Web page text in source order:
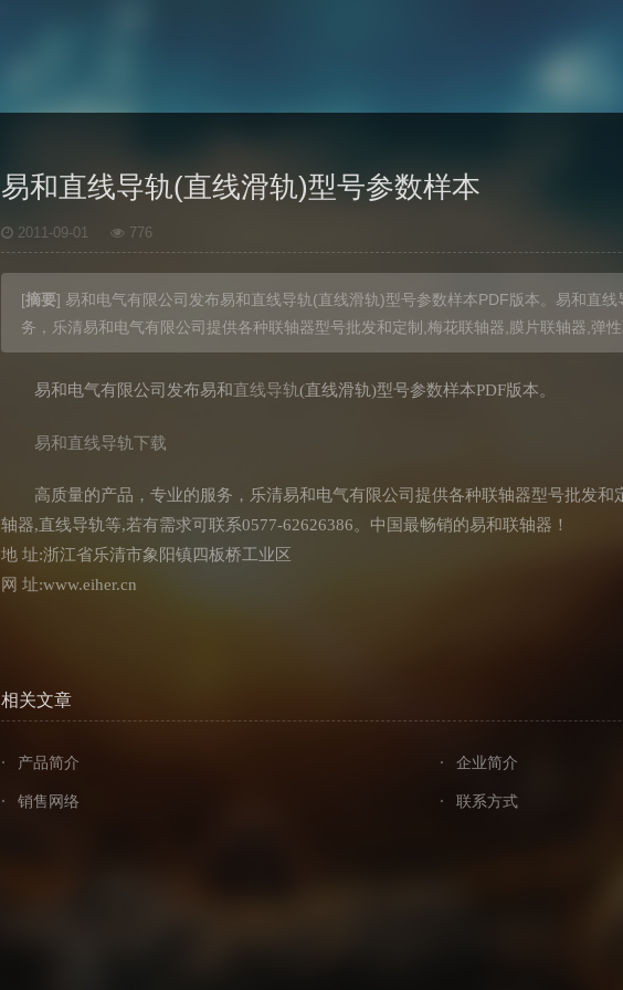
易和直线导轨(直线滑轨)型号参数样本
2011-09-01 776
[摘要] 易和电气有限公司发布易和直线导轨(直线滑轨)型号参数样本PDF版本。易和直
务，乐清易和电气有限公司提供各种联轴器型号批发和定制,梅花联轴器,膜片联轴器,弹
易和电气有限公司发布易和直线导轨(直线滑轨)型号参数样本PDF版本。
易和直线导轨下载
高质量的产品，专业的服务，乐清易和电气有限公司提供各种联轴器型号批发和
轴器,直线导轨等,若有需求可联系0577-62626386。中国最畅销的易和联轴器！
地 址:浙江省乐清市象阳镇四板桥工业区
网 址:www.eiher.cn
相关文章
产品简介 企业简介
销售网络 联系方式